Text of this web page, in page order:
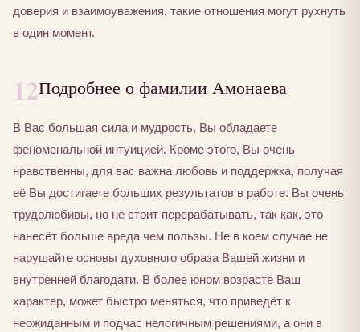
доверия и взаимоуважения, такие отношения могут рухнуть
в один момент.
12Подробнее о фамилии Амонаева
В Вас большая сила и мудрость, Вы обладаете
феноменальной интуицией. Кроме этого, Вы очень
нравственны, для вас важна любовь и поддержка, получая
её Вы достигаете больших результатов в работе. Вы очень
трудолюбивы, но не стоит перерабатывать, так как, это
нанесёт больше вреда чем пользы. Не в коем случае не
нарушайте основы духовного образа Вашей жизни и
внутренней благодати. В более юном возрасте Ваш
характер, может быстро меняться, что приведёт к
неожиданным и подчас нелогичным решениями, а они в